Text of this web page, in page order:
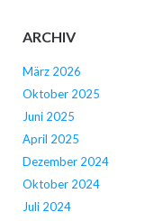
ARCHIV
März 2026
Oktober 2025
Juni 2025
April 2025
Dezember 2024
Oktober 2024
Juli 2024